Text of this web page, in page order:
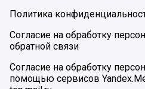
Политика
Согласие на обработку
обратной связи
Согласие на обработку
помощью сервисов